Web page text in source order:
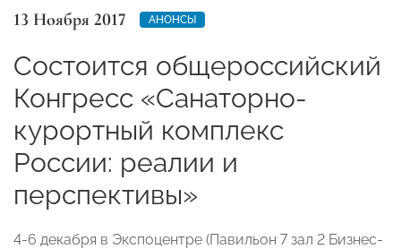
13 Ноября 2017 АНОНСЫ
Состоится общероссийский
Конгресс «Санаторно-
курортный комплекс
России: реалии и
перспективы»
4-6 декабря в Экспоцентре (Павильон 7 зал 2 Бизнес-